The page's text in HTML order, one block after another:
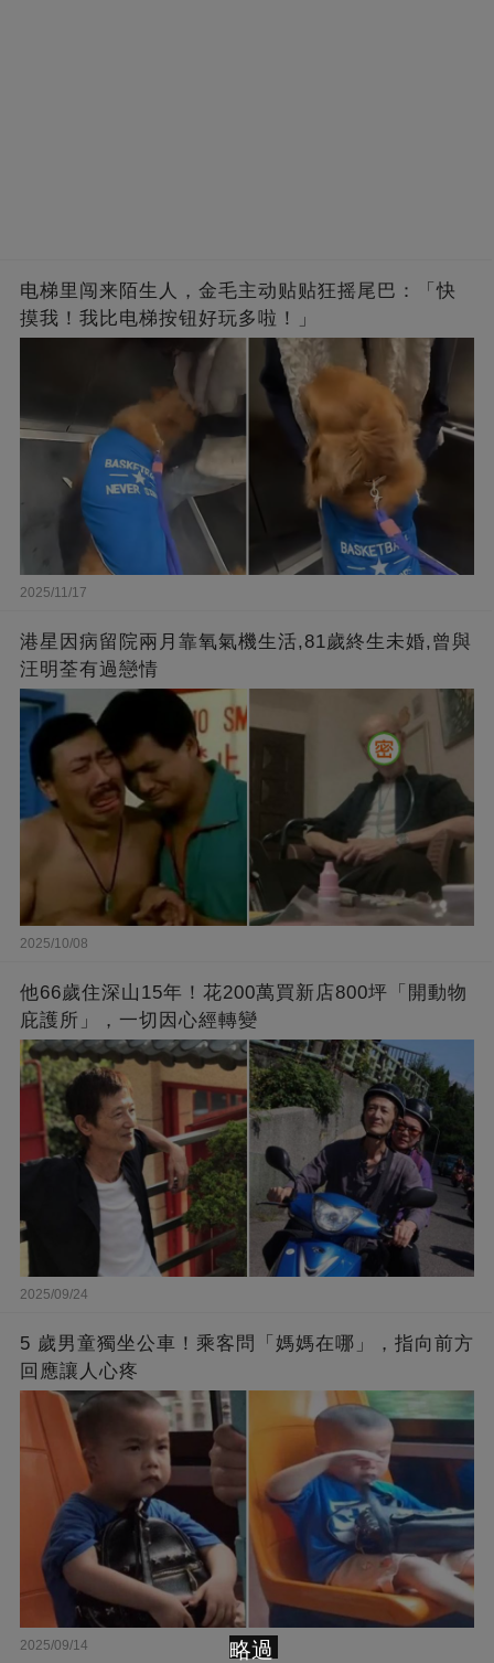
电梯里闯来陌生人，金毛主动贴贴狂摇尾巴：「快
摸我！我比电梯按钮好玩多啦！」
2025/11/17
港星因病留院兩月靠氧氣機生活,81歲終生未婚,曾與
汪明荃有過戀情
2025/10/08
他66歲住深山15年！花200萬買新店800坪「開動物
庇護所」，一切因心經轉變
2025/09/24
5 歲男童獨坐公車！乘客問「媽媽在哪」，指向前方
回應讓人心疼
2025/09/14 略過